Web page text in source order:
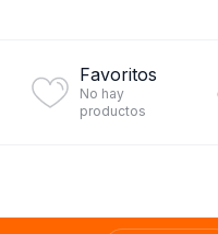
Favoritos
No hay
productos